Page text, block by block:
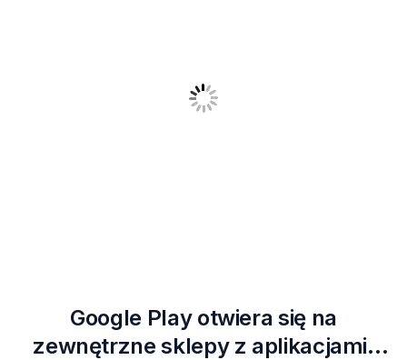
Google Play otwiera się na
zewnętrzne sklepy z aplikacjami.